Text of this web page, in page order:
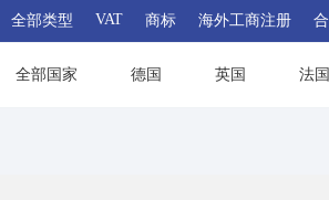
全部类型 VAT 商标 海外工商注册
全部国家 德国 英国 法国